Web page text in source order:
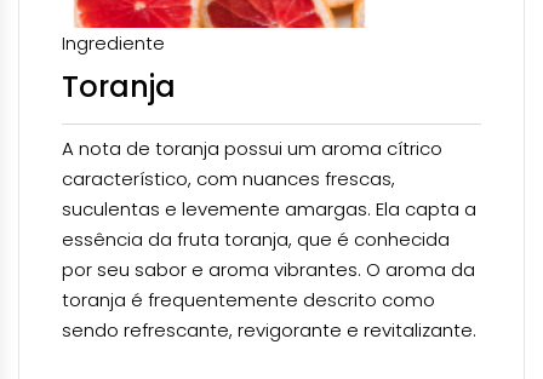
Ingrediente
Toranja
A nota de toranja possui um aroma cítrico
característico, com nuances frescas,
suculentas e levemente amargas. Ela capta a
essência da fruta toranja, que é conhecida
por seu sabor e aroma vibrantes. O aroma da
toranja é frequentemente descrito como
sendo refrescante, revigorante e revitalizante.